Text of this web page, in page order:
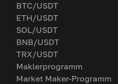
BTC/USDT
ETH/USDT
SOL/USDT
BNB/USDT
TRX/USDT
Maklerprogramm
Market Maker-Programm